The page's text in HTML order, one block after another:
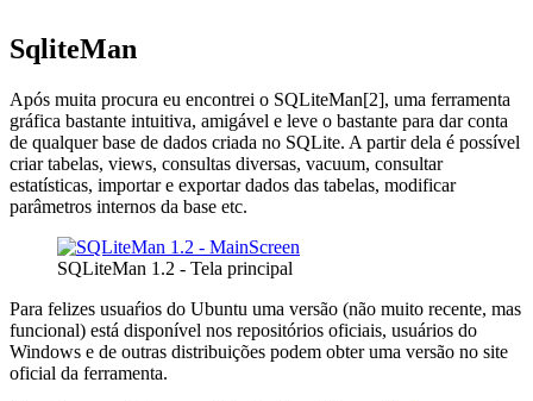
SqliteMan
Após muita procura eu encontrei o SQLiteMan[2], uma ferramenta
gráfica bastante intuitiva, amigável e leve o bastante para dar conta
de qualquer base de dados criada no SQLite. A partir dela é possível
criar tabelas, views, consultas diversas, vacuum, consultar
estatísticas, importar e exportar dados das tabelas, modificar
parâmetros internos da base etc.
SQLiteMan 1.2 - Tela principal
Para felizes usuaŕios do Ubuntu uma versão (não muito recente, mas
funcional) está disponível nos repositórios oficiais, usuários do
Windows e de outras distribuições podem obter uma versão no site
oficial da ferramenta.